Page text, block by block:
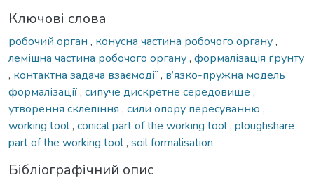
Ключові слова
робочий орган , конусна частина робочого органу,
лемішна частина робочого органу, формалізація ґрунту
, контактна задача взаємодії, в’язко-пружна модель
формалізації, сипуче дискретне середовище ,
утворення склепіння , сили опору пересуванню ,
working tool, conical part of the working tool, ploughshare
part of the working tool, soil formalisation
Бібліографічний опис